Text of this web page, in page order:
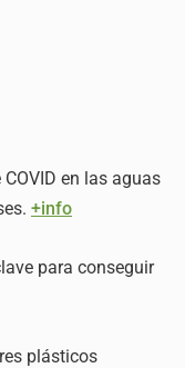
en las aguas
+info
para conseguir
plásticos